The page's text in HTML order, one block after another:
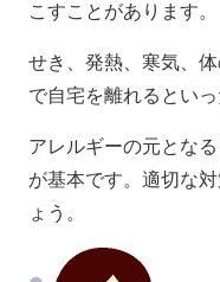
こすことがあります。
せき、発熱、寒気、
で自宅を離れるとい
アレルギーの元とな
が基本です。適切な
ょう。